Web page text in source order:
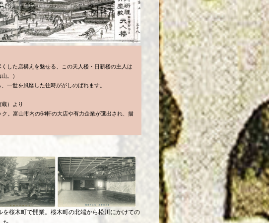
した店構えを魅せる、この天人楼・日新楼の主人は
。）
一世を風靡した往時ががしのばれます。
）より
。富山市内の64軒の大店や有力企業が選出され、描
桜木町で開業。桜木町の北端から松川にかけての